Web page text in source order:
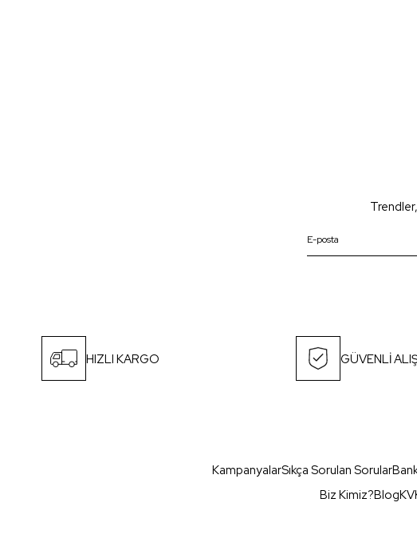
HIZLI KARGO GÜVENLİ
KampanyalarSıkça Sorulan Sorular
Biz Kimiz?Blog